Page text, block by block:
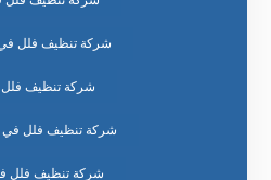
شركة تنظيف فلل في
شركة تنظيف
شركة تنظيف فلل في
شركة تنظيف فلل